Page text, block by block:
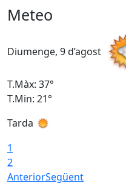
Meteo
Diumenge, 9 d’agost
T.Màx: 37°
T.Min: 21°
Tarda
1
2
AnteriorSegüent